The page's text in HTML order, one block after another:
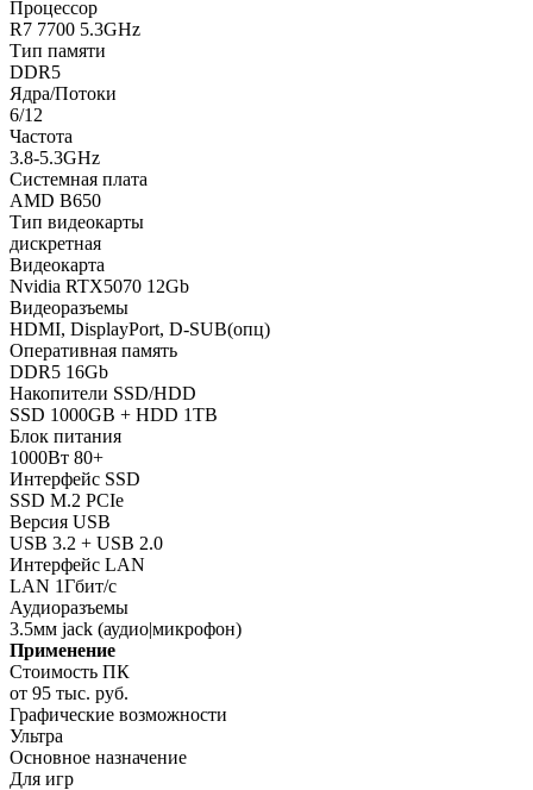
Процессор
R7 7700 5.3GHz
Тип памяти
DDR5
Ядра/Потоки
6/12
Частота
3.8-5.3GHz
Системная плата
AMD B650
Тип видеокарты
дискретная
Видеокарта
Nvidia RTX5070 12Gb
Видеоразъемы
HDMI, DisplayPort, D-SUB(опц)
Оперативная память
DDR5 16Gb
Накопители SSD/HDD
SSD 1000GB + HDD 1TB
Блок питания
1000Вт 80+
Интерфейс SSD
SSD M.2 PCIe
Версия USB
USB 3.2 + USB 2.0
Интерфейс LAN
LAN 1Гбит/с
Аудиоразъемы
3.5мм jack (аудио|микрофон)
Применение
Стоимость ПК
от 95 тыс. руб.
Графические возможности
Ультра
Основное назначение
Для игр